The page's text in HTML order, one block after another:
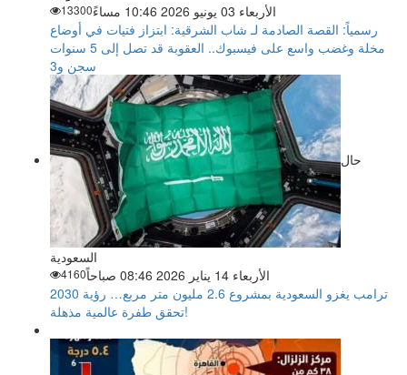
الأربعاء 03 يونيو 2026 10:46 مساءً
13300
رسمياً: القصة الصادمة لـ شاب الشرقية: ابتزاز فتيات في أوضاع
مخلة وغضب واسع على فيسبوك.. العقوبة قد تصل إلى 5 سنوات
سجن و3
حال
السعودية
الأربعاء 14 يناير 2026 08:46 صباحاً
4160
ترامب يغزو السعودية بمشروع 2.6 مليون متر مربع… رؤية 2030
تحقق طفرة عالمية مذهلة!